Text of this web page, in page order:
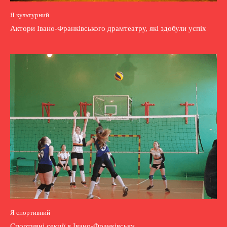
Я культурний
Актори Івано-Франківського драмтеатру, які здобули успіх
Я спортивний